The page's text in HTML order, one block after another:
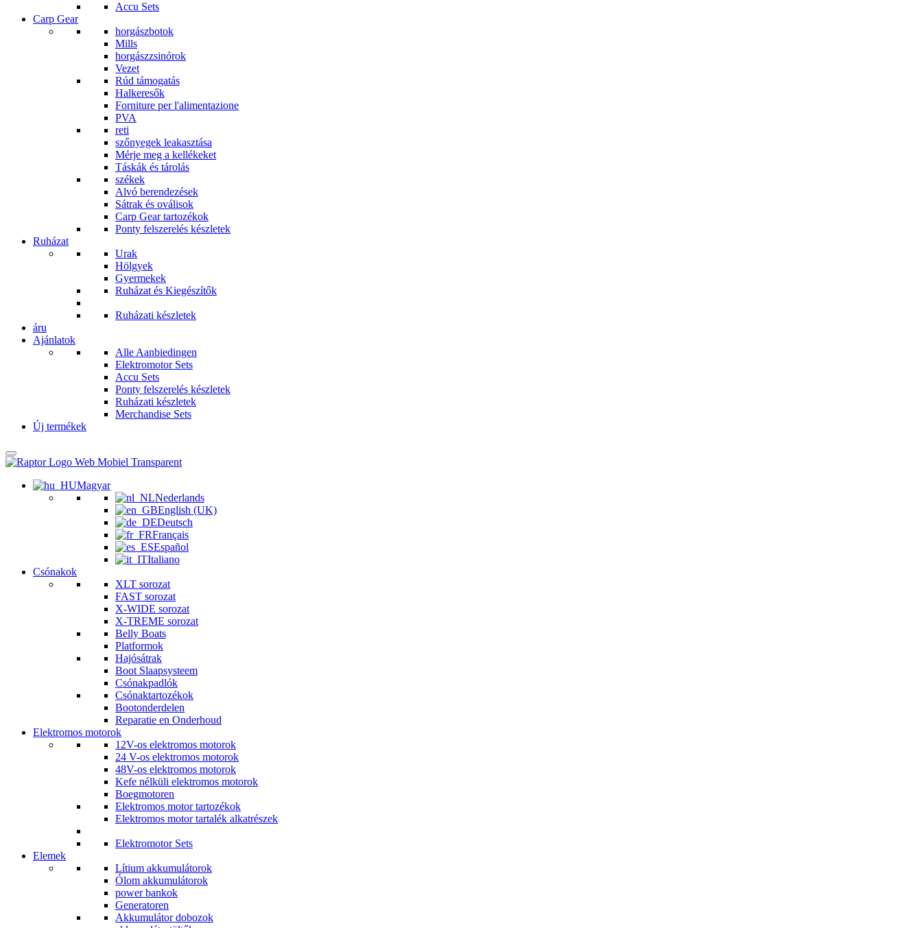
Accu Sets
Carp Gear
horgászbotok
Mills
horgászzsinórok
Vezet
Rúd támogatás
Halkeresők
Forniture per l'alimentazione
PVA
reti
szőnyegek leakasztása
Mérje meg a kellékeket
Táskák és tárolás
székek
Alvó berendezések
Sátrak és oválisok
Carp Gear tartozékok
Ponty felszerelés készletek
Ruházat
Urak
Hölgyek
Gyermekek
Ruházat és Kiegészítők
Ruházati készletek
áru
Ajánlatok
Alle Aanbiedingen
Elektromotor Sets
Accu Sets
Ponty felszerelés készletek
Ruházati készletek
Merchandise Sets
Új termékek
Magyar
Nederlands
English (UK)
Deutsch
Français
Español
Italiano
Csónakok
XLT sorozat
FAST sorozat
X-WIDE sorozat
X-TREME sorozat
Belly Boats
Platformok
Hajósátrak
Boot Slaapsysteem
Csónakpadlók
Csónaktartozékok
Bootonderdelen
Reparatie en Onderhoud
Elektromos motorok
12V-os elektromos motorok
24 V-os elektromos motorok
48V-os elektromos motorok
Kefe nélküli elektromos motorok
Boegmotoren
Elektromos motor tartozékok
Elektromos motor tartalék alkatrészek
Elektromotor Sets
Elemek
Lítium akkumulátorok
Ólom akkumulátorok
power bankok
Generatoren
Akkumulátor dobozok